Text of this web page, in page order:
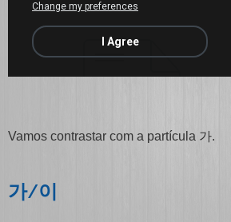
Vamos contrastar com a partícula 가.
가/이